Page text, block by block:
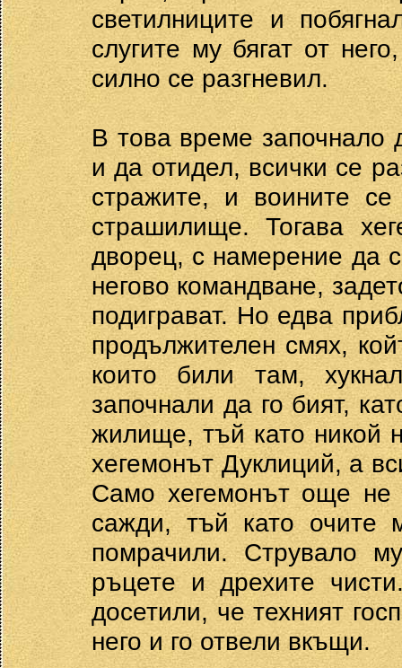
светилниците и
слугите му бягат от
силно се разгневил.
В това време започнало
и да отидел, всички се
стражите, и воините
страшилище. Тогава
дворец, с намерение да
негово командване,
подиграват. Но едва
продължителен смях,
които били там,
започнали да го бият,
жилище, тъй като никой
хегемонът Дуклиций, а
Само хегемонът още
сажди, тъй като очите
помрачили. Струвало
ръцете и дрехите
досетили, че техният
него и го отвели вкъщи.